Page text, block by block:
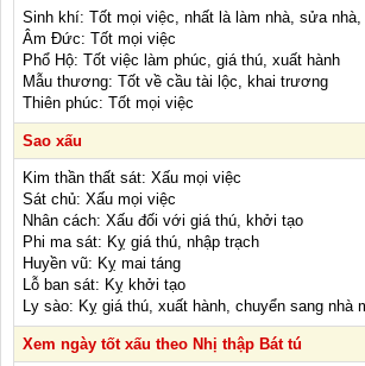
Sinh khí: Tốt mọi việc, nhất là làm nhà, sửa
Âm Đức: Tốt mọi việc
Phổ Hộ: Tốt việc làm phúc, giá thú, xuất hành
Mẫu thương: Tốt về cầu tài lộc, khai trương
Thiên phúc: Tốt mọi việc
Sao xấu
Kim thần thất sát: Xấu mọi việc
Sát chủ: Xấu mọi việc
Nhân cách: Xấu đối với giá thú, khởi tạo
Phi ma sát: Kỵ giá thú, nhập trạch
Huyền vũ: Kỵ mai táng
Lỗ ban sát: Kỵ khởi tạo
Ly sào: Kỵ giá thú, xuất hành, chuyển sang nhà
Xem ngày tốt xấu theo Nhị thập Bát tú